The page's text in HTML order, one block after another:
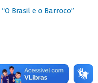
Brasil e o Barroco”